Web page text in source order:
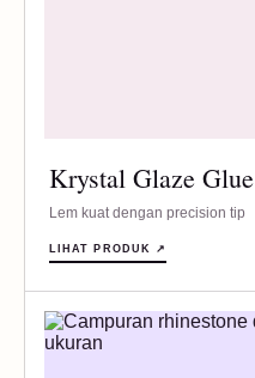
Krystal Glaze Glue
Lem kuat dengan precision tip
LIHAT PRODUK ↗